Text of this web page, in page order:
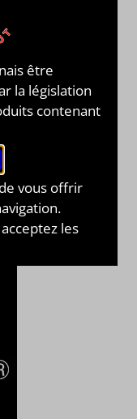
être
la législation
contenant
vous offrir
les